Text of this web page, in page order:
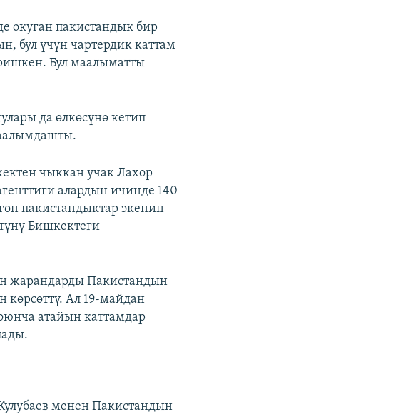
окуган пакистандык бир
бул үчүн чартердик каттам
Бул маалыматты
да өлкөсүнө кетип
чыккан учак Лахор
алардын ичинде 140
пакистандыктар экенин
Бишкектеги
жарандарды Пакистандын
Ал 19-майдан
атайын каттамдар
менен Пакистандын